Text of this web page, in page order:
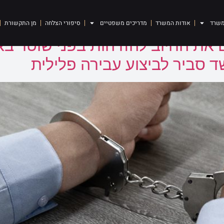
אודות המשרד מדריכים משפטיים סיפורי הצלחה מן התקשורת
נוהל המשטרה של הצגת
החיוב להזדהות בפני שוטר
לביצוע עבירה פלילית